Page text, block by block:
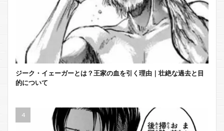
ジーク・イェーガーとは？王家の血を引く理由｜壮絶な過去と目
的について